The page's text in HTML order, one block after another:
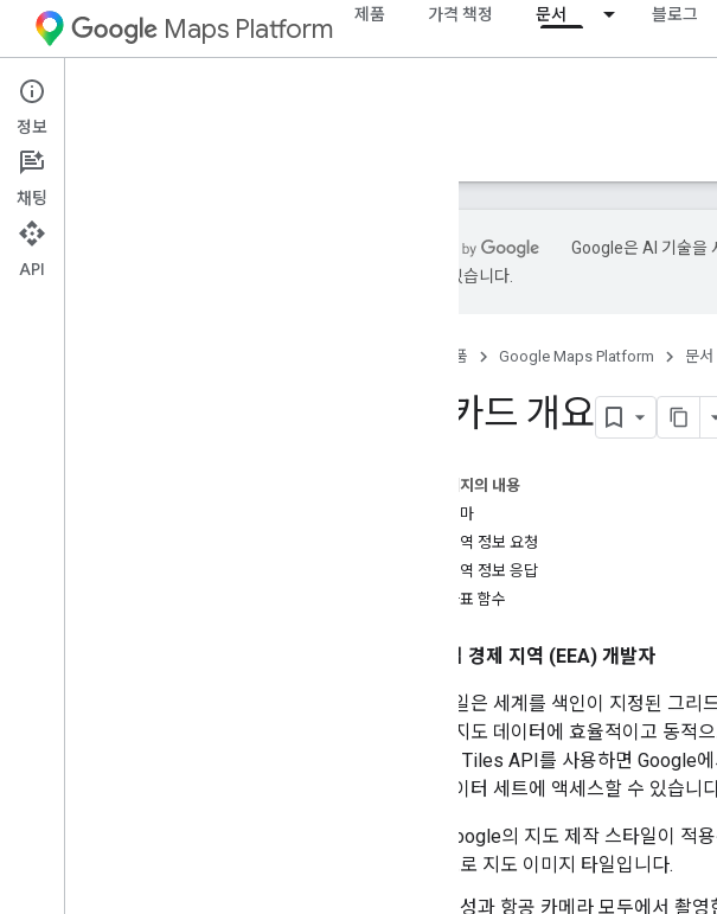
Maps Platform 제품 가격 책정 문서 블로그
Map Tiles API
가이드
Google은 AI 기술을
있을 수 있습니다.
제품 Google Maps Platform 문서
2D 카드 개요
이 페이지의 내용
지도 테마
표시 영역 정보 요청
표시 영역 정보 응답
타일 좌표 함수
유럽 경제 지역 (EEA) 개발자
지도 타일은 세계를 색인이 지정된 그
척에서 지도 데이터에 효율적이고 동적
다. Map Tiles API를 사용하면 Google
지리 데이터 세트에 액세스할 수 있습니
Google의 지도 제작 스타일이 적
도로 지도 이미지 타일입니다.
위성과 항공 카메라 모두에서 촬
정보
채팅
API